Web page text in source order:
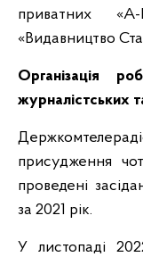
приватних
«Видавництво
Організація
журналістських
присудження
проведені
за 2021 рік.
У листопаді